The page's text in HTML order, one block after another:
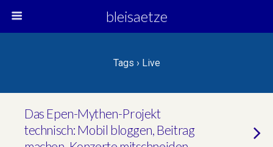
bleisaetze
Tags › Live
Das Epen-Mythen-Projekt
technisch: Mobil bloggen, Beitrag